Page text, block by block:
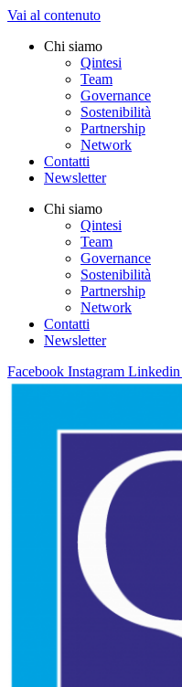
Vai al contenuto
Chi siamo
Qintesi
Team
Governance
Sostenibilità
Partnership
Network
Contatti
Newsletter
Chi siamo
Qintesi
Team
Governance
Sostenibilità
Partnership
Network
Contatti
Newsletter
Facebook Instagram Linkedin